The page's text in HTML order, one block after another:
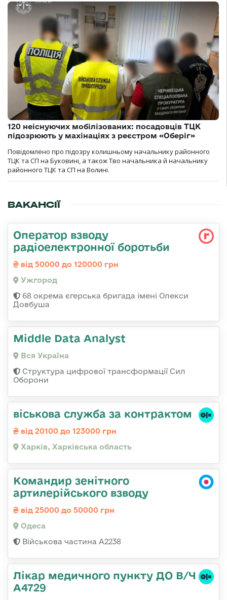
120 неіснуючих мобілізованих: посадовців ТЦК
підозрюють у махінаціях з реєстром «Оберіг»
Повідомлено про підозру колишньому начальнику районного
ТЦК та СП на Буковині, а також Тво начальника й начальнику
районного ТЦК та СП на Волині.
ВАКАНСІЇ
Оператор взводу
радіоелектронної боротьби
від 50000 до 120000 грн
Ужгород
68 окрема єгерська бригада імені Олекси
Довбуша
Middle Data Analyst
Вся Україна
Структура цифрової трансформації Сил
Оборони
віськова служба за контрактом
від 20100 до 123000 грн
Харків, Харківська область
Командир зенітного
артилерійського взводу
від 25000 до 50000 грн
Одеса
Військова частина А2238
Лікар медичного пункту ДО В/Ч
А4729